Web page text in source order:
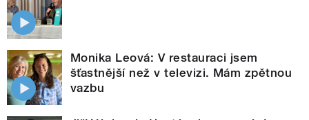
Monika Leová: V restauraci jsem
šťastnější než v televizi. Mám zpětnou
vazbu